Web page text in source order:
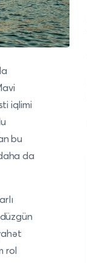
iqlimi
bu
da
rol